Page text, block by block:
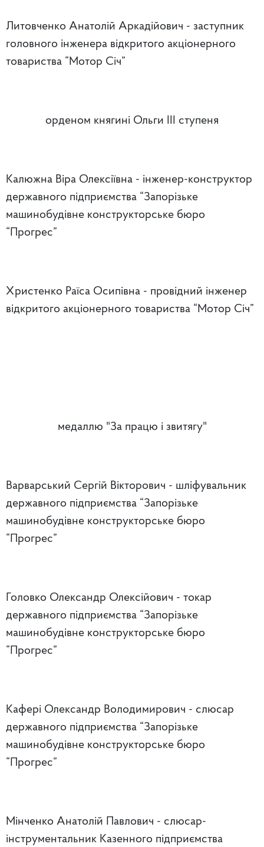
Литовченко Анатолій Аркадійович - заступник
головного інженера відкритого акціонерного
товариства “Мотор Січ”
орденом княгині Ольги III ступеня
Калюжна Віра Олексіївна - інженер-конструктор
державного підприємства “Запорізьке
машинобудівне конструкторське бюро
“Прогрес”
Христенко Раїса Осипівна - провідний інженер
відкритого акціонерного товариства “Мотор Січ”
медаллю "За працю і звитягу"
Варварський Сергій Вікторович - шліфувальник
державного підприємства “Запорізьке
машинобудівне конструкторське бюро
“Прогрес”
Головко Олександр Олексійович - токар
державного підприємства “Запорізьке
машинобудівне конструкторське бюро
“Прогрес”
Кафері Олександр Володимирович - слюсар
державного підприємства “Запорізьке
машинобудівне конструкторське бюро
“Прогрес”
Мінченко Анатолій Павлович - слюсар-
інструментальник Казенного підприємства